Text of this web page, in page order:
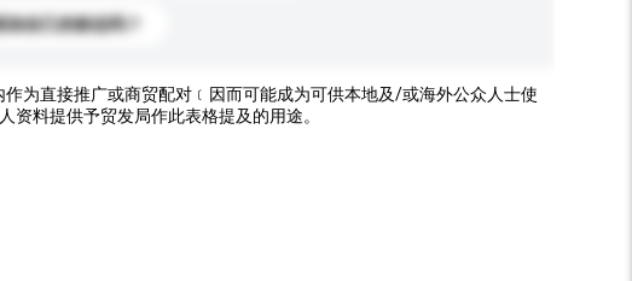
加自己的标志吗？
为直接推广或商贸配对﹝因而可能成为可供本地及/或海外公众人士使
料提供予贸发局作此表格提及的用途。